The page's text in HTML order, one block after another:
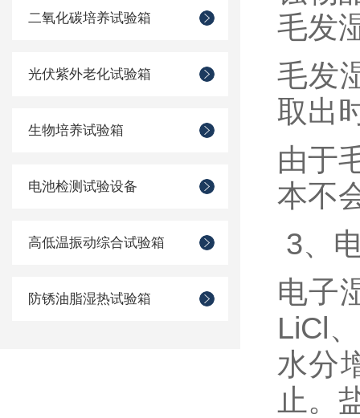
二氧化碳培养试验箱
光伏紫外老化试验箱
生物培养试验箱
电池检测试验设备
高低温振动综合试验箱
防锈油脂湿热试验箱
毛发
毛发
取出
由于
本不
3、
电子
LiCl
水分
止。